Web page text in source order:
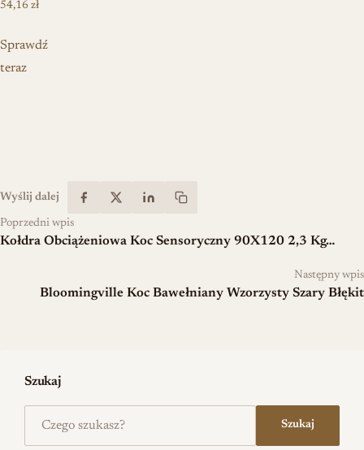
54,16 zł
Sprawdź
teraz
Wyślij dalej
Poprzedni wpis
Kołdra Obciążeniowa Koc Sensoryczny 90X120 2,3 Kg…
Następny wpis
Bloomingville Koc Bawełniany Wzorzysty Szary Błękit
Szukaj
Szukaj